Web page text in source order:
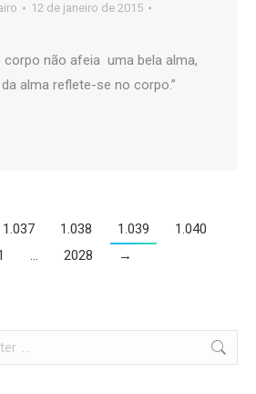
12 de janeiro de 2015
corpo não afeia uma bela alma,
alma reflete-se no corpo.”
1.037 1.038 1.039
1.040
… 2028 →